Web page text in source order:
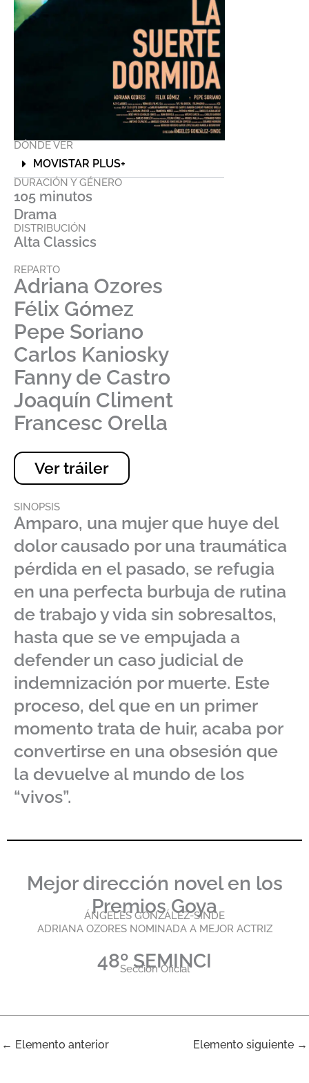
DÓNDE VER
MOVISTAR PLUS+
DURACIÓN Y GÉNERO
105 minutos
Drama
DISTRIBUCIÓN
Alta Classics
REPARTO
Adriana Ozores
Félix Gómez
Pepe Soriano
Carlos Kaniosky
Fanny de Castro
Joaquín Climent
Francesc Orella
Ver tráiler
SINOPSIS
Amparo, una mujer que huye del
dolor causado por una traumática
pérdida en el pasado, se refugia
en una perfecta burbuja de rutina
de trabajo y vida sin sobresaltos,
hasta que se ve empujada a
defender un caso judicial de
indemnización por muerte. Este
proceso, del que en un primer
momento trata de huir, acaba por
convertirse en una obsesión que
la devuelve al mundo de los
“vivos”.
Mejor dirección novel en los
Premios Goya
ÁNGELES GONZÁLEZ-SINDE
ADRIANA OZORES NOMINADA A MEJOR ACTRIZ
48º SEMINCI
Sección Oficial
← Elemento anterior Elemento siguiente →